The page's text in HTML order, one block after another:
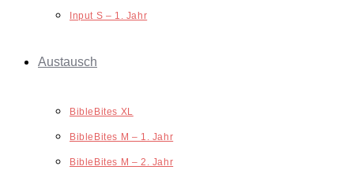
Input S – 1. Jahr
Austausch
BibleBites XL
BibleBites M – 1. Jahr
BibleBites M – 2. Jahr